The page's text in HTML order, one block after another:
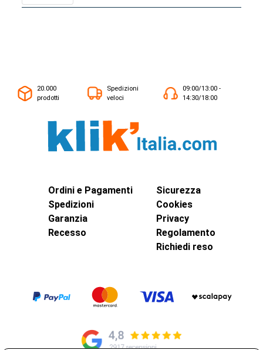
20.000
prodotti
Spedizioni
veloci
09:00/13:00 -
14:30/18:00
Ordini e Pagamenti
Spedizioni
Garanzia
Recesso
Sicurezza
Cookies
Privacy
Regolamento
Richiedi reso